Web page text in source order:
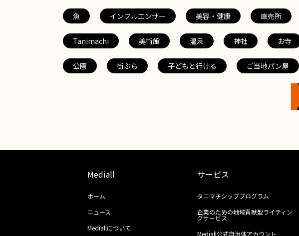
魚 インフルエンサー 美容・健康 直売所
Tanimachi 美術館 温泉 神社 お寺
公園 街ぶら 子どもと行ける ご当地パン屋
Mediall
ホーム
ニュース
Mediallについて
サービス
タニマチシッププログラム
企業のための地域貢献型ライティン
グサービス
Mediall公式自治体アカウント